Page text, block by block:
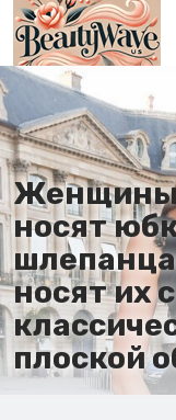
Главная
En
Es
Ru
It
De
Женщины
носят
носят их
плоской